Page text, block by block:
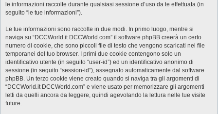
le informazioni raccolte durante qualsiasi sessione d’uso da te effettuata (in
seguito “le tue informazioni”).
Le tue informazioni sono raccolte in due modi. In primo luogo, mentre si
naviga su “DCCWorld.it DCCWorld.com” il software phpBB creerà un certo
numero di cookie, che sono piccoli file di testo che vengono scaricati nei file
temporanei del tuo browser. I primi due cookie contengono solo un
identificativo utente (in seguito “user-id”) ed un identificativo anonimo di
sessione (in seguito “session-id”), assegnato automaticamente dal software
phpBB. Un terzo cookie viene creato quando si naviga tra gli argomenti di
“DCCWorld.it DCCWorld.com” e viene usato per memorizzare gli argomenti
letti da quelli ancora da leggere, quindi agevolando la lettura nelle tue visite
future.